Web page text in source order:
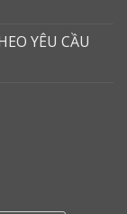
YÊU CẦU